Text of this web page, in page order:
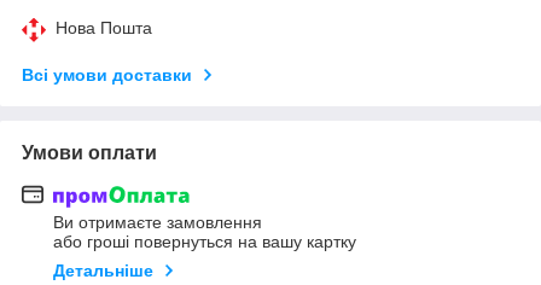
Нова Пошта
Всі умови доставки
Умови оплати
Ви отримаєте замовлення
або гроші повернуться на вашу картку
Детальніше